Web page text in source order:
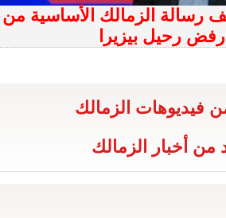
الزمالك الأساسية من
رفض رحيل بيزيرا
فيديوهات الزمالك
من أخبار الزمالك